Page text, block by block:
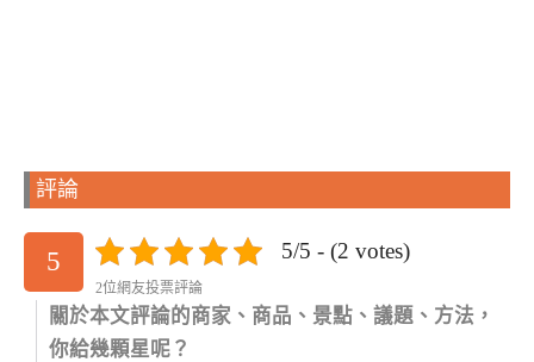
評論
5 5/5 - (2 votes)
2位網友投票評論
關於本文評論的商家、商品、景點、議題、方法，
你給幾顆星呢？